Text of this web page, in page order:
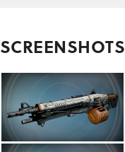
SCREENSHOTS